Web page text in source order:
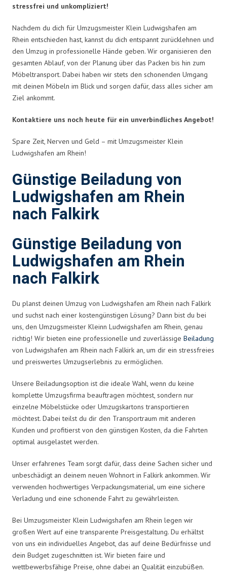
stressfrei und unkompliziert!
Nachdem du dich für Umzugsmeister Klein Ludwigshafen am
Rhein entschieden hast, kannst du dich entspannt zurücklehnen und
den Umzug in professionelle Hände geben. Wir organisieren den
gesamten Ablauf, von der Planung über das Packen bis hin zum
Möbeltransport. Dabei haben wir stets den schonenden Umgang
mit deinen Möbeln im Blick und sorgen dafür, dass alles sicher am
Ziel ankommt.
Kontaktiere uns noch heute für ein unverbindliches Angebot!
Spare Zeit, Nerven und Geld – mit Umzugsmeister Klein
Ludwigshafen am Rhein!
Günstige Beiladung von
Ludwigshafen am Rhein
nach Falkirk
Günstige Beiladung von
Ludwigshafen am Rhein
nach Falkirk
Du planst deinen Umzug von Ludwigshafen am Rhein nach Falkirk
und suchst nach einer kostengünstigen Lösung? Dann bist du bei
uns, den Umzugsmeister Kleinn Ludwigshafen am Rhein, genau
richtig! Wir bieten eine professionelle und zuverlässige Beiladung
von Ludwigshafen am Rhein nach Falkirk an, um dir ein stressfreies
und preiswertes Umzugserlebnis zu ermöglichen.
Unsere Beiladungsoption ist die ideale Wahl, wenn du keine
komplette Umzugsfirma beauftragen möchtest, sondern nur
einzelne Möbelstücke oder Umzugskartons transportieren
möchtest. Dabei teilst du dir den Transportraum mit anderen
Kunden und profitierst von den günstigen Kosten, da die Fahrten
optimal ausgelastet werden.
Unser erfahrenes Team sorgt dafür, dass deine Sachen sicher und
unbeschädigt an deinem neuen Wohnort in Falkirk ankommen. Wir
verwenden hochwertiges Verpackungsmaterial, um eine sichere
Verladung und eine schonende Fahrt zu gewährleisten.
Bei Umzugsmeister Klein Ludwigshafen am Rhein legen wir
großen Wert auf eine transparente Preisgestaltung. Du erhältst
von uns ein individuelles Angebot, das auf deine Bedürfnisse und
dein Budget zugeschnitten ist. Wir bieten faire und
wettbewerbsfähige Preise, ohne dabei an Qualität einzubüßen.